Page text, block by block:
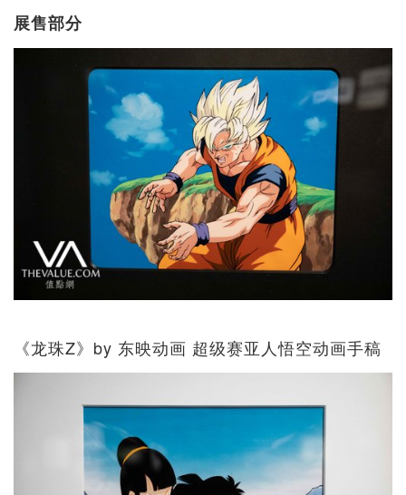
展售部分
《龙珠Z》by 东映动画 超级赛亚人悟空动画手稿